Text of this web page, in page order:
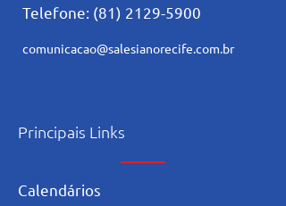
Telefone: (81) 2129-5900
comunicacao@salesianorecife.com.br
Principais Links
Calendários